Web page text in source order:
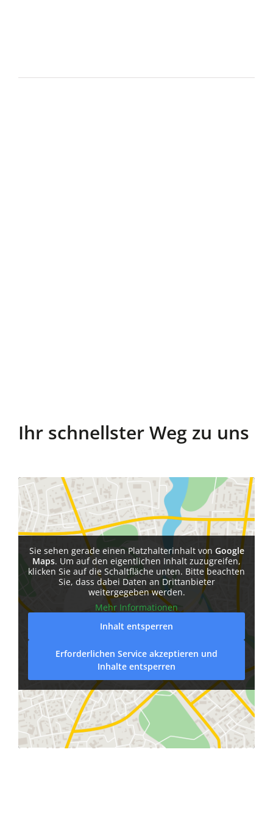
Ihr schnellster Weg zu uns
Sie sehen gerade einen Platzhalterinhalt von Google
Maps. Um auf den eigentlichen Inhalt zuzugreifen,
klicken Sie auf die Schaltfläche unten. Bitte beachten
Sie, dass dabei Daten an Drittanbieter
weitergegeben werden.
Mehr Informationen
Inhalt entsperren
Erforderlichen Service akzeptieren und
Inhalte entsperren